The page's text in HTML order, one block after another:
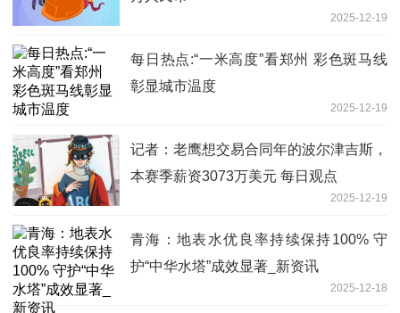
2025-12-19
每日热点:“一米高度”看郑州 彩色斑马线
彰显城市温度
2025-12-19
记者：老鹰想交易合同年的波尔津吉斯，
本赛季薪资3073万美元 每日观点
2025-12-19
青海：地表水优良率持续保持100% 守
护“中华水塔”成效显著_新资讯
2025-12-18